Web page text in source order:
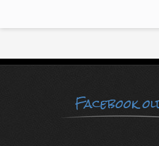
Facebook